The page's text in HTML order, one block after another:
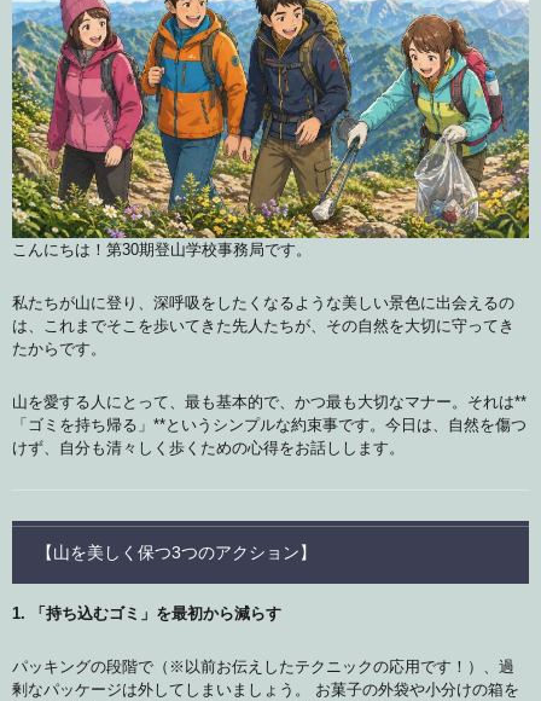
こんにちは！第30期登山学校事務局です。
私たちが山に登り、深呼吸をしたくなるような美しい景色に出会えるの
は、これまでそこを歩いてきた先人たちが、その自然を大切に守ってき
たからです。
山を愛する人にとって、最も基本的で、かつ最も大切なマナー。それは**
「ゴミを持ち帰る」**というシンプルな約束事です。今日は、自然を傷つ
けず、自分も清々しく歩くための心得をお話しします。
【山を美しく保つ3つのアクション】
1. 「持ち込むゴミ」を最初から減らす
パッキングの段階で（※以前お伝えしたテクニックの応用です！）、過
剰なパッケージは外してしまいましょう。 お菓子の外袋や小分けの箱を